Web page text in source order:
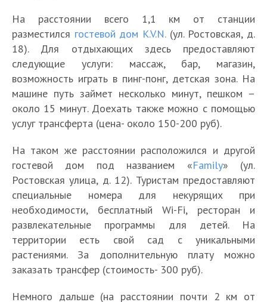
На расстоянии всего 1,1 км от станции
разместился гостевой дом K.V.N.(ул. Ростовская, д.
18). Для отдыхающих здесь предоставляют
следующие услуги: массаж, бар, магазин,
возможность играть в пинг-понг, детская зона. На
машине путь займет несколько минут, пешком –
около 15 минут. Доехать также можно с помощью
услуг трансферта (цена- около 150-200 руб).
На таком же расстоянии расположился и другой
гостевой дом под названием «Family» (ул.
Ростовская улица, д. 12). Туристам предоставляют
специальные номера для некурящих при
необходимости, бесплатный Wi-Fi, ресторан и
развлекательные программы для детей. На
территории есть свой сад с уникальными
растениями. За дополнительную плату можно
заказать трансфер (стоимость- 300 руб).
Немного дальше (на расстоянии почти 2 км от